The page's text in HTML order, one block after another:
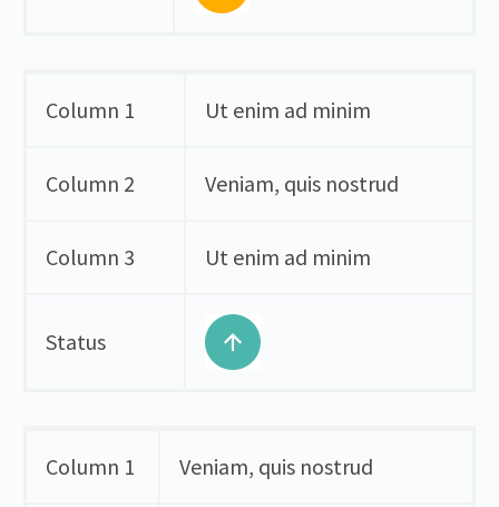
Column 1 Ut enim ad minim
Column 2 Veniam, quis nostrud
Column 3 Ut enim ad minim
Status
Column 1 Veniam, quis nostrud